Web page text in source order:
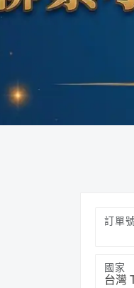
訂單
國家
台灣